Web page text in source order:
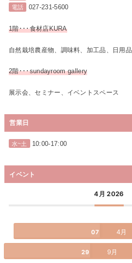
電話 027-231-5600
1階･･･食材店KURA
自然栽培農産物、調味料、加工品、日用品
2階･･･sundayroom gallery
展示会、セミナー、イベントスペース
営業日
水~土 10:00-17:00
イベント
4月 2026
07 4月
29 9月